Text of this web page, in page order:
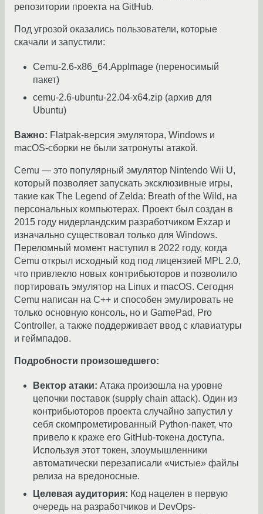
репозитории проекта на GitHub.
Под угрозой оказались пользователи, которые
скачали и запустили:
Cemu-2.6-x86_64.AppImage (переносимый
пакет)
cemu-2.6-ubuntu-22.04-x64.zip (архив для
Ubuntu)
Важно: Flatpak-версия эмулятора, Windows и
macOS-сборки не были затронуты атакой.
Cemu — это популярный эмулятор Nintendo Wii U,
который позволяет запускать эксклюзивные игры,
такие как The Legend of Zelda: Breath of the Wild, на
персональных компьютерах. Проект был создан в
2015 году нидерландским разработчиком Exzap и
изначально существовал только для Windows.
Переломный момент наступил в 2022 году, когда
Cemu открыл исходный код под лицензией MPL 2.0,
что привлекло новых контрибьюторов и позволило
портировать эмулятор на Linux и macOS. Сегодня
Cemu написан на C++ и способен эмулировать не
только основную консоль, но и GamePad, Pro
Controller, а также поддерживает ввод с клавиатуры
и геймпадов.
Подробности произошедшего:
Вектор атаки: Атака произошла на уровне
цепочки поставок (supply chain attack). Один из
контрибьюторов проекта случайно запустил у
себя скомпрометированный Python-пакет, что
привело к краже его GitHub-токена доступа.
Используя этот токен, злоумышленники
автоматически перезаписали «чистые» файлы
релиза на вредоносные.
Целевая аудитория: Код нацелен в первую
очередь на разработчиков и DevOps-